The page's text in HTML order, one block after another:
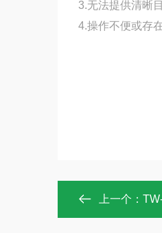
3.无法提供清晰
4.操作不便或存
上一个：